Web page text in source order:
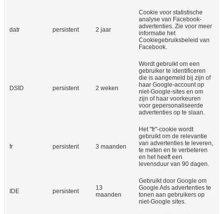
datr persistent 2 jaar
Cookie voor statistische
analyse van Facebook-
advertenties. Zie voor meer
informatie het
Cookiegebruiksbeleid van
Facebook.
DSID persistent 2 weken
Wordt gebruikt om een
gebruiker te identificeren
die is aangemeld bij zijn of
haar Google-account op
niet-Google-sites en om
zijn of haar voorkeuren
voor gepersonaliseerde
advertenties op te slaan.
fr persistent 3 maanden
Het "fr"-cookie wordt
gebruikt om de relevantie
van advertenties te leveren,
te meten en te verbeteren
en het heeft een
levensduur van 90 dagen.
IDE persistent
13
maanden
Gebruikt door Google om
Google Ads advertenties te
tonen aan gebruikers op
niet-Google sites.